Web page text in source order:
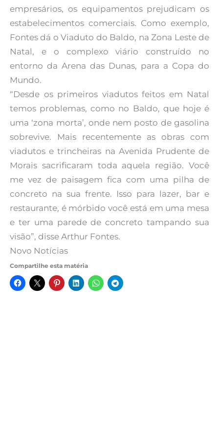
empresários, os equipamentos prejudicam os
estabelecimentos comerciais. Como exemplo,
Fontes dá o Viaduto do Baldo, na Zona Leste de
Natal, e o complexo viário construído no
entorno da Arena das Dunas, para a Copa do
Mundo.
“Desde os primeiros viadutos feitos em Natal
temos problemas, como no Baldo, que hoje é
uma ‘zona morta’, onde nem posto de gasolina
sobrevive. Mais recentemente as obras com
viadutos e trincheiras na Avenida Prudente de
Morais sacrificaram toda aquela região. Você
me vez de paisagem fica com uma pilha de
concreto na sua frente. Isso para lazer, bar e
restaurante, é mórbido você está em uma mesa
e ter uma parede de concreto tampando sua
visão”, disse Arthur Fontes.
Novo Notícias
Compartilhe esta matéria